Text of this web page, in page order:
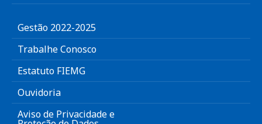
Gestão 2022-2025
Trabalhe Conosco
Estatuto FIEMG
Ouvidoria
Aviso de Privacidade e